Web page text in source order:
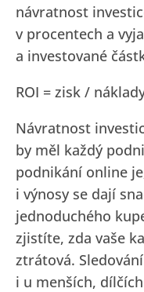
návratnost
v procentech a
a investované
ROI = zisk /
Návratnost
by měl každý
podnikání online
i výnosy se dají
jednoduchého
zjistíte, zda vaše
ztrátová.
i u menších,